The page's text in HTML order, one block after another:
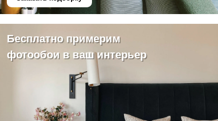
Бесплатно примерим
фотообои в ваш интерьер